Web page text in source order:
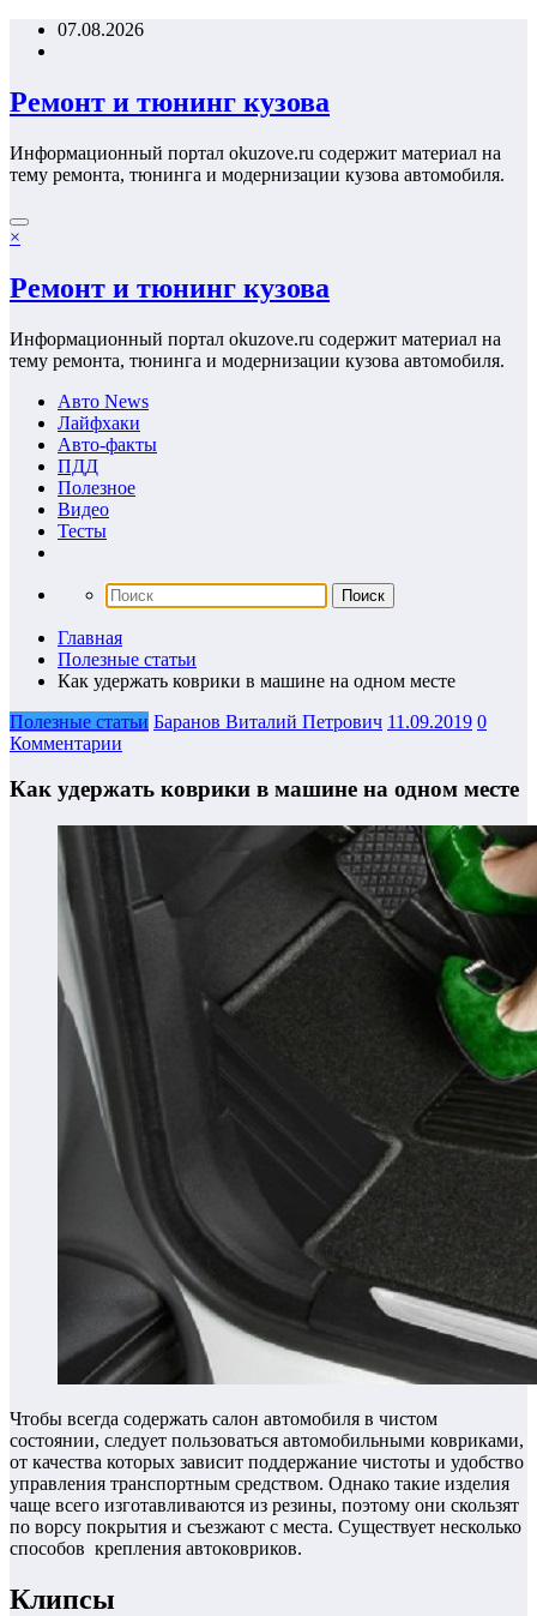
Перейти07.08.2026
Ремонт и тюнинг кузова
Информационный портал okuzove.ru содержит материал на
тему ремонта, тюнинга и модернизации кузова автомобиля.
×
Ремонт и тюнинг кузова
Информационный портал okuzove.ru содержит материал на
тему ремонта, тюнинга и модернизации кузова автомобиля.
Авто News
Лайфхаки
Авто-факты
ПДД
Полезное
Видео
Тесты
Главная
Полезные статьи
Как удержать коврики в машине на одном месте
Полезные статьи Баранов Виталий Петрович 11.09.2019 0
Комментарии
Как удержать коврики в машине на одном месте
Чтобы всегда содержать салон автомобиля в чистом
состоянии, следует пользоваться автомобильными ковриками,
от качества которых зависит поддержание чистоты и удобство
управления транспортным средством. Однако такие изделия
чаще всего изготавливаются из резины, поэтому они скользят
по ворсу покрытия и съезжают с места. Существует несколько
способов крепления автоковриков.
Клипсы